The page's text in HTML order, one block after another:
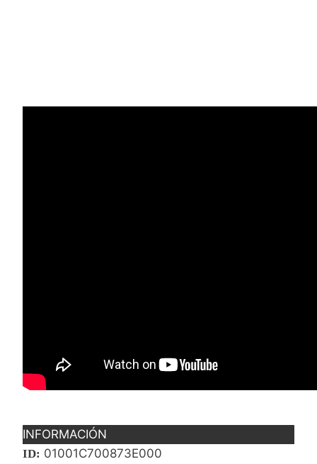
INFORMACIÓN
ID: 01001C700873E000